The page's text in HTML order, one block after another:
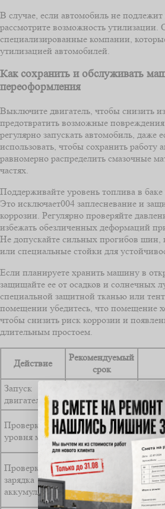
В случае, если автомобиль не подлежит
рассмотрите возможность утилизации.
специализированные компании,
утилизацией автомобилей.
Как сохранить и обслуживать
переоформления
Выключите двигатель, чтобы снизить
предотвратить возможные
регулярно запускать автомобиль, даже
использовать, чтобы сохранить работу
равномерно распределить смазочные
частях.
Поддерживайте уровень топлива в
Это исключает004 заплесневание и
коррозии. Регулярно проверяйте
избежать обезличенных деформаций
Не допускайте сильных прогибов шин,
или специальные стойки для
Если планируете хранить машину в
защищайте ее от осадков и солнечных
специальной защитной тканью или
помещении убедитесь, что помещение
чтобы снизить риск коррозии и
длительным простоем.
Действие
Рекомендуемый
срок
Запуск
двигателя
недели
Проверка
уровня масла
Ежемесячно
Проверка и
зарядка
аккумулятора
Раз в месяц
При